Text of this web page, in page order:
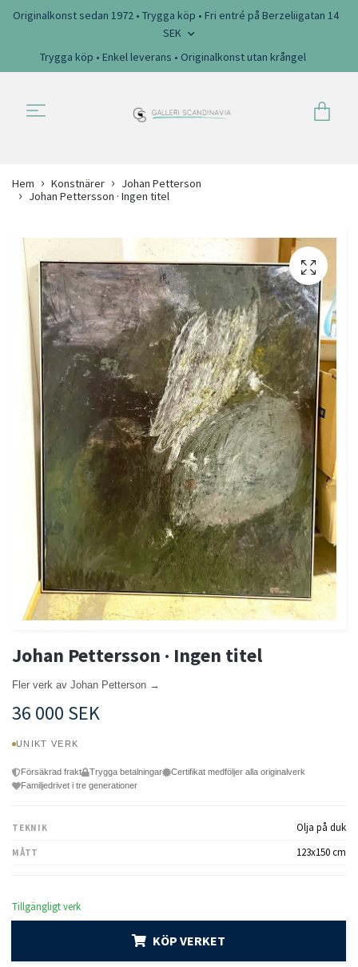
Originalkonst sedan 1972 • Trygga köp • Fri entré på Berzeliigatan 14
SEK
Trygga köp • Enkel leverans • Originalkonst utan krångel
Hem Konstnärer
Johan Petterson
Johan Pettersson · Ingen titel
Johan Pettersson · Ingen titel
Fler verk av Johan Petterson →
36 000 SEK
UNIKT VERK
Försäkrad frakt Trygga betalningar
Certifikat medföljer alla originalverk
Familjedrivet i tre generationer
TEKNIK Olja på duk
MÅTT 123x150 cm
Tillgängligt verk
KÖP VERKET